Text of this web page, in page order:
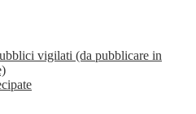
vigilati (da pubblicare in